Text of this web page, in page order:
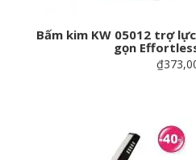
Bấm kim KW 05012 trợ
gọn